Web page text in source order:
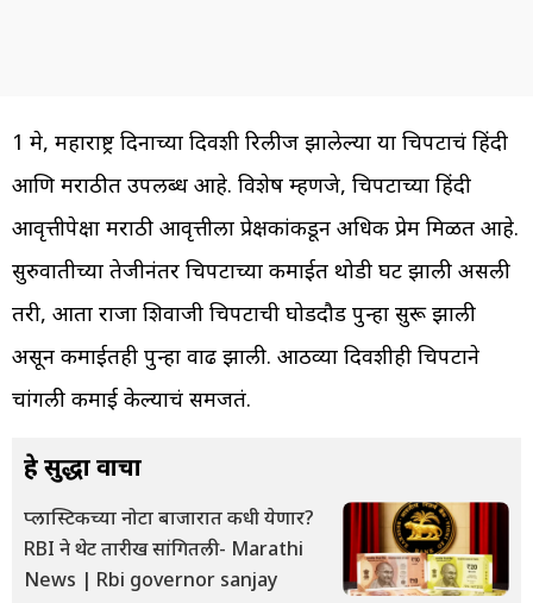
1 मे, महाराष्ट्र दिनाच्या दिवशी रिलीज झालेल्या या चित्रपटाचं हिंदी
आणि मराठीत उपलब्ध आहे. विशेष म्हणजे, चित्रपटाच्या हिंदी
आवृत्तीपेक्षा मराठी आवृत्तीला प्रेक्षकांकडून अधिक प्रेम मिळत आहे.
सुरुवातीच्या तेजीनंतर चित्रपटाच्या कमाईत थोडी घट झाली असली
तरी, आता राजा शिवाजी चित्रपटाची घोडदौड पुन्हा सुरू झाली
असून कमाईतही पुन्हा वाढ झाली. आठव्या दिवशीही चित्रपटाने
चांगली कमाई केल्याचं समजतं.
हे सुद्धा वाचा
प्लास्टिकच्या नोटा बाजारात कधी येणार?
RBI ने थेट तारीख सांगितली - Marathi
News | Rbi governor sanjay